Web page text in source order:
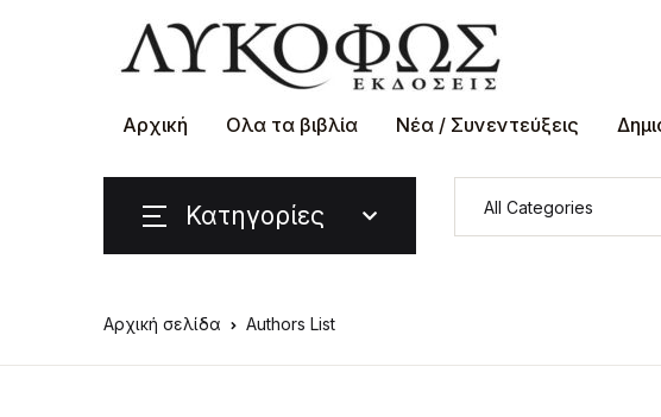
Αρχική Ολα τα βιβλία Νέα / Συνεντεύξεις
Κατηγορίες
Αρχική σελίδα Authors List